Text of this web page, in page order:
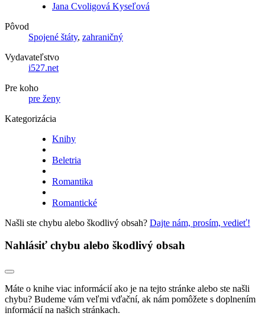
Jana Cvoligová Kyseľová
Pôvod
Spojené štáty, zahraničný
Vydavateľstvo
i527.net
Pre koho
pre ženy
Kategorizácia
Knihy
Beletria
Romantika
Romantické
Našli ste chybu alebo škodlivý obsah? Dajte nám, prosím, vedieť!
Nahlásiť chybu alebo škodlivý obsah
Máte o knihe viac informácií ako je na tejto stránke alebo ste našli
chybu? Budeme vám veľmi vďační, ak nám pomôžete s doplnením
informácií na našich stránkach.